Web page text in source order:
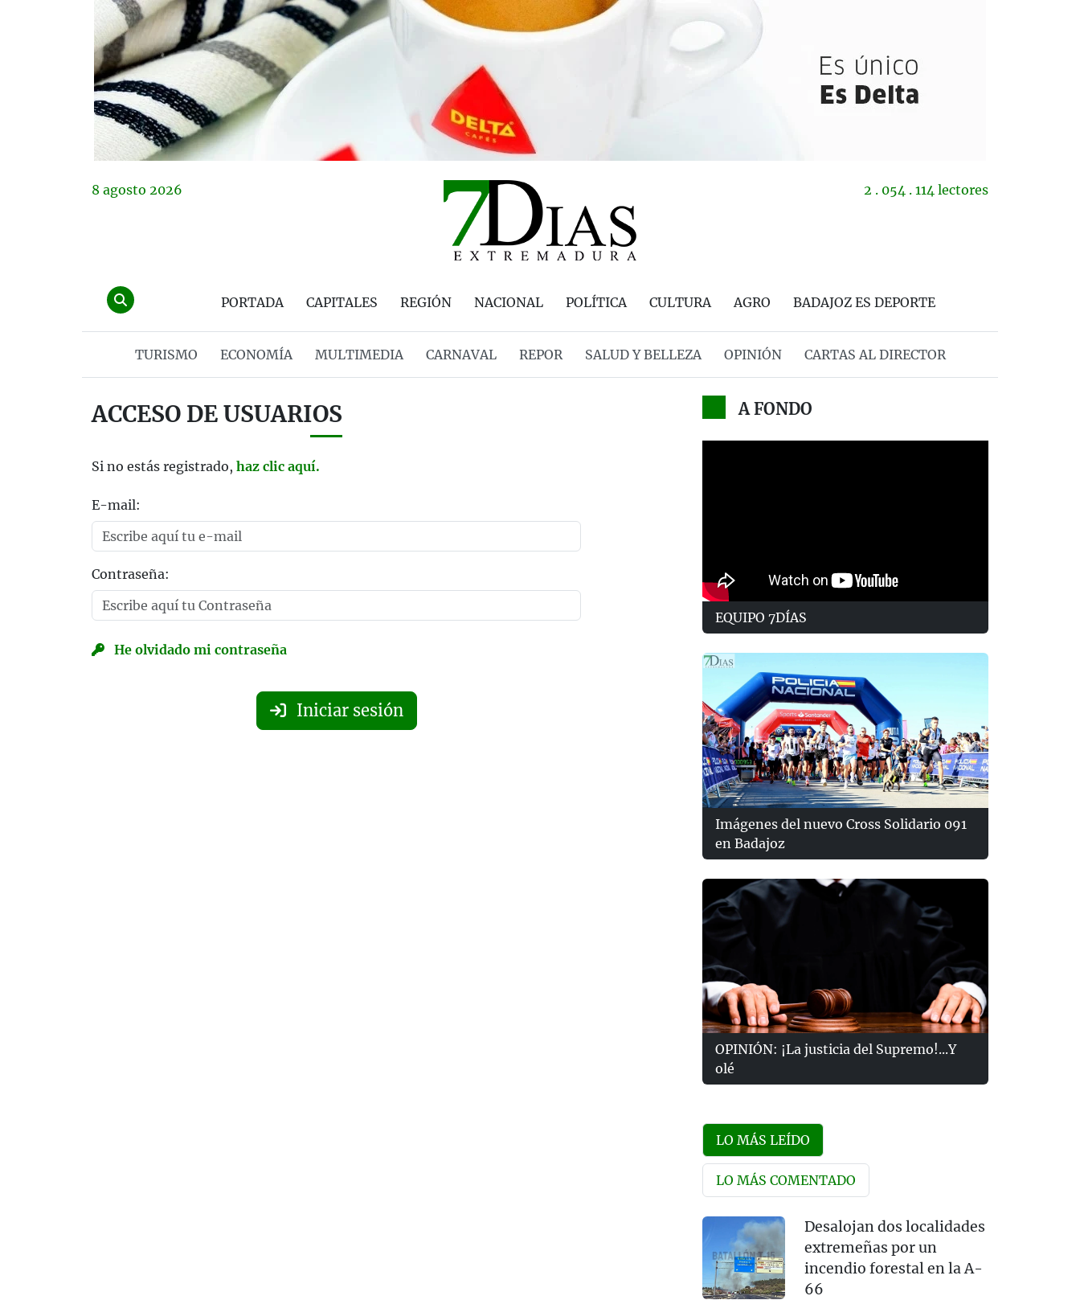
8 agosto 2026 2 . 054 . 114 lectores
PORTADA CAPITALES REGIÓN NACIONAL POLÍTICA CULTURA AGRO BADAJOZ ES DEPORTE
TURISMO ECONOMÍA MULTIMEDIA CARNAVAL REPOR SALUD Y BELLEZA OPINIÓN CARTAS AL DIRECTOR
ACCESO DE USUARIOS
Si no estás registrado, haz clic aquí.
E-mail:
Contraseña:
He olvidado mi contraseña
Iniciar sesión
A FONDO
EQUIPO 7DÍAS
Imágenes del nuevo Cross Solidario 091
en Badajoz
OPINIÓN: ¡La justicia del Supremo!...Y
olé
LO MÁS LEÍDO
LO MÁS COMENTADO
Desalojan dos localidades
extremeñas por un
incendio forestal en la A-
66